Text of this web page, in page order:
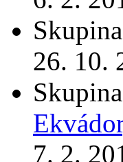
26. 10.
7. 2.